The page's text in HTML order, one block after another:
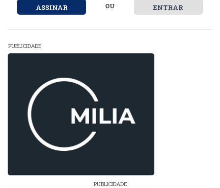
ASSINAR OU ENTRAR
PUBLICIDADE
PUBLICIDADE